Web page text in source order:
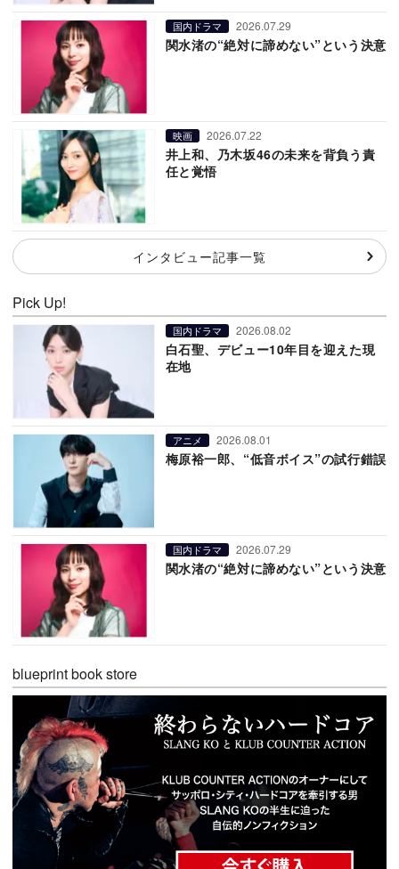
国内ドラマ 2026.07.29
関水渚の“絶対に諦めない”という決意
映画 2026.07.22
井上和、乃木坂46の未来を背負う責
任と覚悟
インタビュー記事一覧
Pick Up!
国内ドラマ 2026.08.02
白石聖、デビュー10年目を迎えた現
在地
アニメ 2026.08.01
梅原裕一郎、“低音ボイス”の試行錯誤
国内ドラマ 2026.07.29
関水渚の“絶対に諦めない”という決意
blueprint book store